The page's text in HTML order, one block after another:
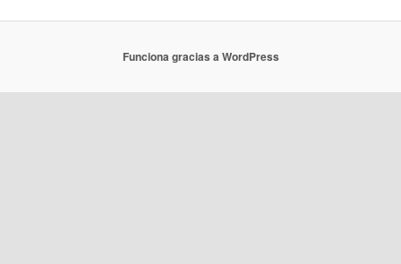
Funciona gracias a WordPress